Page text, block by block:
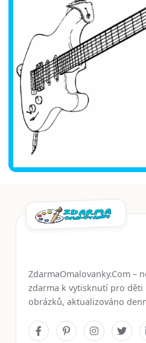
ZdarmaOmalovanky.Com –
zdarma k vytisknutí pro děti
obrázků, aktualizováno